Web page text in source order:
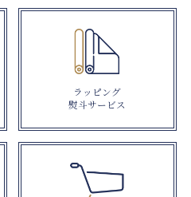
ラッピング
熨斗サービス